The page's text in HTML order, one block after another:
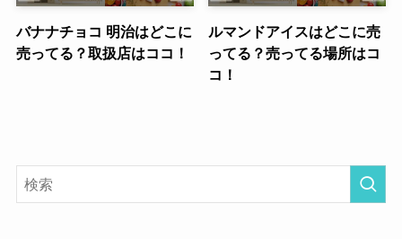
バナナチョコ 明治はどこに
売ってる？取扱店はココ！
ルマンドアイスはどこに売
ってる？売ってる場所はコ
コ！